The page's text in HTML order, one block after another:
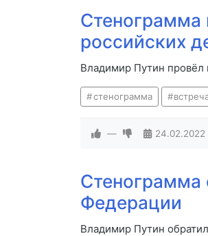
Стенограмма
российских
Владимир Путин провёл
стенограмма
— 24.02.2022
Стенограмма
Федерации
Владимир Путин